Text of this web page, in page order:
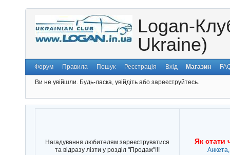
Logan-
Ukraine)
Форум Правила Пошук Реєстрація Вхід Магазин
Ви не увійшли. Будь-ласка, увійдіть або зареєструйтесь.
Нагадування любителям зареєструватися
та відразу лізти у розділ "Продаж"!!!
Як стати